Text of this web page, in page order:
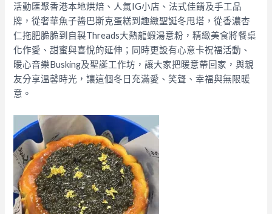
活動匯聚香港本地烘焙、人氣IG小店、法式佳餚及手工品
牌，從奢華魚子醬巴斯克蛋糕到趣緻聖誕冬甩塔，從香濃杏
仁拖肥脆脆到自製Threads大熱龍蝦湯意粉，精緻美食將餐桌
化作愛、甜蜜與喜悅的延伸；同時更設有心意卡祝福活動、
暖心音樂Busking及聖誕工作坊，讓大家把暖意帶回家，與親
友分享溫馨時光，讓這個冬日充滿愛、笑聲、幸福與無限暖
意。